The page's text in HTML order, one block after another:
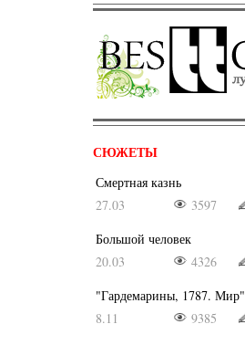
СЮЖЕТЫ
Смертная казнь
27.03
3597
Большой человек
20.03
4326
"Гардемарины, 1787. Мир"
8.11
9385